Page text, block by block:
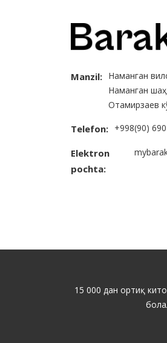
Manzil: Наманган
Наманган
Отамирзаев
Telefon: +998(90)
Elektron
pochta:
15 000 дан ортиқ